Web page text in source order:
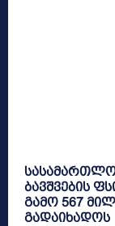
ბავშვების
გამო 567
გადაიხადოს